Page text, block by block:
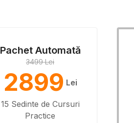
Pachet Automată
3499 Lei
2899 Lei
15 Sedinte de Cursuri
Practice